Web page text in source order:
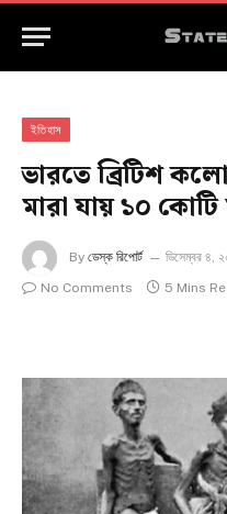
ইতিহাস
ভারতে ব্রিটিশ
মারা যায় ১০
By ডেস্ক রিপোর্ট ডিসেম্বর ৪,
No Comments
5 Mins